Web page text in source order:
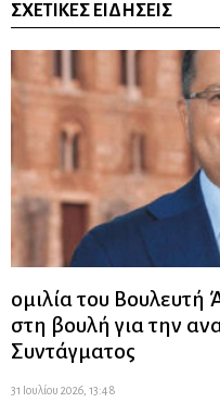
ΣΧΕΤΙΚΈΣ ΕΙΔΉΣΕΙΣ
ομιλία του Βουλευτή
στη βουλή για την
Συντάγματος
31 Ιουλίου 2026, 13:48